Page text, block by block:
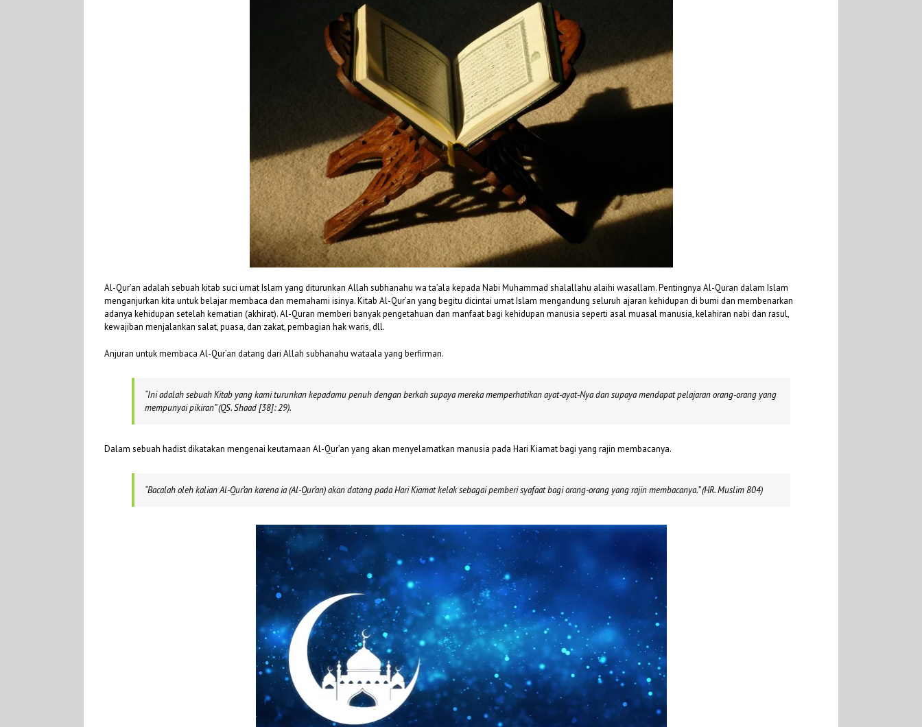
Al-Qur’an adalah sebuah kitab suci umat Islam yang diturunkan Allah subhanahu wa ta’ala kepada Nabi Muhammad shalallahu alaihi wasallam. Pentingnya Al-Quran dalam Islam
menganjurkan kita untuk belajar membaca dan memahami isinya. Kitab Al-Qur’an yang begitu dicintai umat Islam mengandung seluruh ajaran kehidupan di bumi dan membenarkan
adanya kehidupan setelah kematian (akhirat). Al-Quran memberi banyak pengetahuan dan manfaat bagi kehidupan manusia seperti asal muasal manusia, kelahiran nabi dan rasul,
kewajiban menjalankan salat, puasa, dan zakat, pembagian hak waris, dll.
Anjuran untuk membaca Al-Qur’an datang dari Allah subhanahu wataala yang berfirman.
“Ini adalah sebuah Kitab yang kami turunkan kepadamu penuh dengan berkah supaya mereka memperhatikan ayat-ayat-Nya dan supaya mendapat pelajaran orang-orang yang
mempunyai pikiran”(QS. Shaad [38]: 29).
Dalam sebuah hadist dikatakan mengenai keutamaan Al-Qur’an yang akan menyelamatkan manusia pada Hari Kiamat bagi yang rajin membacanya.
“Bacalah oleh kalian Al-Qur’an karena ia (Al-Qur’an) akan datang pada Hari Kiamat kelak sebagai pemberi syafaat bagi orang-orang yang rajin membacanya.” (HR. Muslim 804)